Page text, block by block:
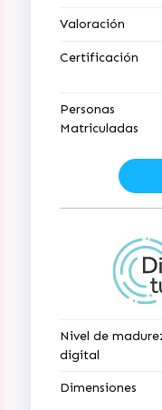
Valoración
Certificación
Personas
Matriculadas
Nivel de
digital
Dimensiones